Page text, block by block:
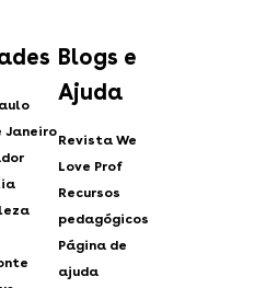
Janeiro
Blogs e
Ajuda
Revista We
Love Prof
Recursos
pedagógicos
Página de
ajuda